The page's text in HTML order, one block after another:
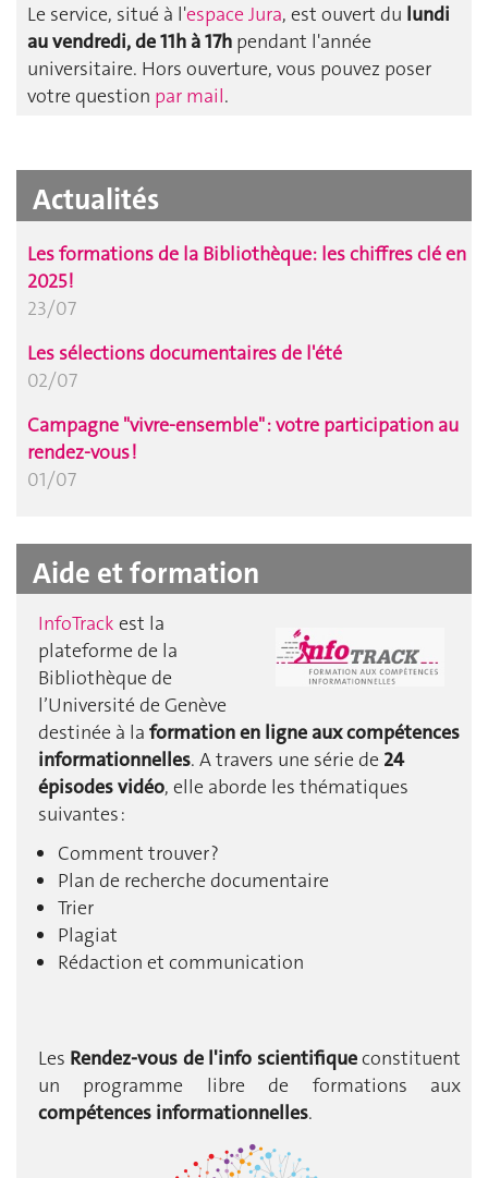
Le service, situé à l'espace Jura, est ouvert du lundi
au vendredi, de 11h à 17h pendant l'année
universitaire. Hors ouverture, vous pouvez poser
votre question par mail.
Actualités
Les formations de la Bibliothèque: les chiffres clé en
2025 !
23/07
Les sélections documentaires de l'été
02/07
Campagne "vivre-ensemble" : votre participation au
rendez-vous !
01/07
Aide et formation
InfoTrack est la
plateforme de la
Bibliothèque de
l’Université de Genève
destinée à la formation en ligne aux compétences
informationnelles. A travers une série de 24
épisodes vidéo, elle aborde les thématiques
suivantes :
Comment trouver ?
Plan de recherche documentaire
Trier
Plagiat
Rédaction et communication
Les Rendez-vous de l'info scientifiqueconstituent
un programme libre de formations aux
compétences informationnelles.